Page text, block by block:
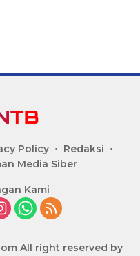
Policy
Redaksi
Media Siber
Kami
All right reserved by